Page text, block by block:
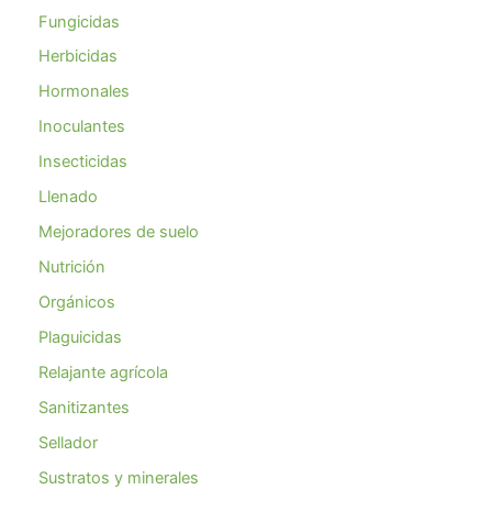
Fungicidas
Herbicidas
Hormonales
Inoculantes
Insecticidas
Llenado
Mejoradores de suelo
Nutrición
Orgánicos
Plaguicidas
Relajante agrícola
Sanitizantes
Sellador
Sustratos y minerales